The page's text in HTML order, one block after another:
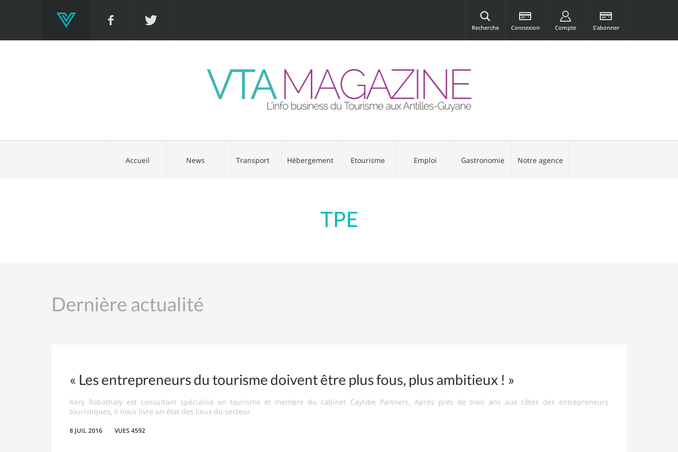
Recherche Connexion Compte S’abonner
Accueil News Transport Hébergement Etourisme Emploi Gastronomie Notre agence
TPE
Dernière actualité
« Les entrepreneurs du tourisme doivent être plus fous, plus ambitieux ! »
Kery Rabathaly est consultant spécialisé en tourisme et membre du cabinet Cayribe Partners. Après près de trois ans aux côtés des entrepreneurs
touristiques, il nous livre un état des lieux du secteur.
8 JUIL 2016 VUES 4592